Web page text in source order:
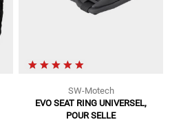
SW-Motech
EVO SEAT RING UNIVERSEL,
POUR SELLE